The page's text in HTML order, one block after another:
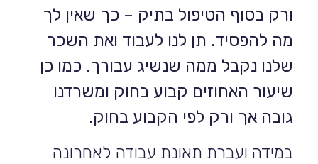
ורק בסוף הטיפול בתיק – כך שאין לך
מה להפסיד. תן לנו לעבוד ואת השכר
שלנו נקבל ממה שנשיג עבורך. כמו כן
שיעור האחוזים קבוע בחוק ומשרדנו
גובה אך ורק לפי הקבוע בחוק.
במידה ועברת תאונת עבודה לאחרונה